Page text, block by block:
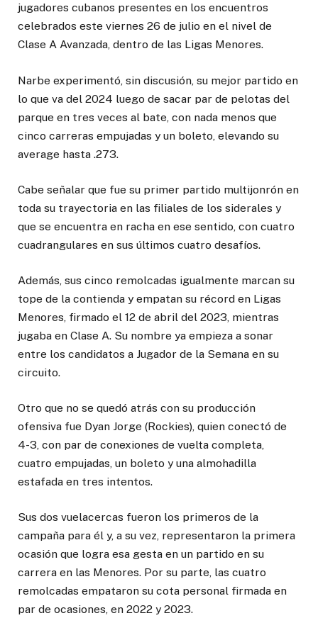
jugadores cubanos presentes en los encuentros
celebrados este viernes 26 de julio en el nivel de
Clase A Avanzada, dentro de las Ligas Menores.
Narbe experimentó, sin discusión, su mejor partido en
lo que va del 2024 luego de sacar par de pelotas del
parque en tres veces al bate, con nada menos que
cinco carreras empujadas y un boleto, elevando su
average hasta .273.
Cabe señalar que fue su primer partido multijonrón en
toda su trayectoria en las filiales de los siderales y
que se encuentra en racha en ese sentido, con cuatro
cuadrangulares en sus últimos cuatro desafíos.
Además, sus cinco remolcadas igualmente marcan su
tope de la contienda y empatan su récord en Ligas
Menores, firmado el 12 de abril del 2023, mientras
jugaba en Clase A. Su nombre ya empieza a sonar
entre los candidatos a Jugador de la Semana en su
circuito.
Otro que no se quedó atrás con su producción
ofensiva fue Dyan Jorge (Rockies), quien conectó de
4-3, con par de conexiones de vuelta completa,
cuatro empujadas, un boleto y una almohadilla
estafada en tres intentos.
Sus dos vuelacercas fueron los primeros de la
campaña para él y, a su vez, representaron la primera
ocasión que logra esa gesta en un partido en su
carrera en las Menores. Por su parte, las cuatro
remolcadas empataron su cota personal firmada en
par de ocasiones, en 2022 y 2023.